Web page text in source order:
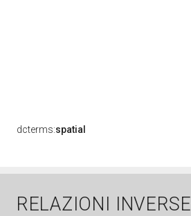
dcterms:spatial
RELAZIONI INVERSE